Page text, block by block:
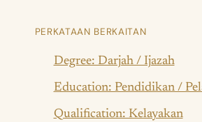
PERKATAAN BERKAITAN
Degree: Darjah / Ijazah
Education: Pendidikan /
Qualification: Kelayakan